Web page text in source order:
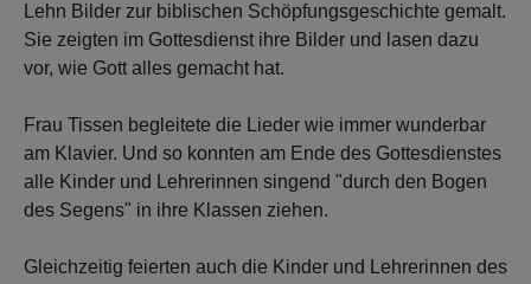
Lehn Bilder zur biblischen Schöpfungsgeschichte gemalt.
Sie zeigten im Gottesdienst ihre Bilder und lasen dazu
vor, wie Gott alles gemacht hat.
Frau Tissen begleitete die Lieder wie immer wunderbar
am Klavier. Und so konnten am Ende des Gottesdienstes
alle Kinder und Lehrerinnen singend "durch den Bogen
des Segens" in ihre Klassen ziehen.
Gleichzeitig feierten auch die Kinder und Lehrerinnen des